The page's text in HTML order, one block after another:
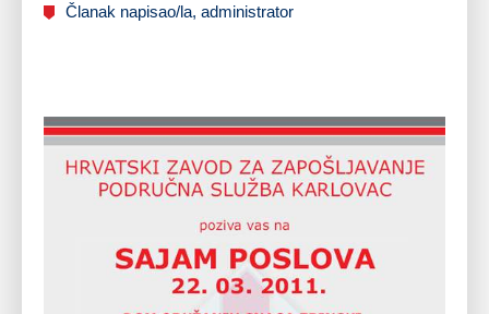
Članak napisao/la, administrator